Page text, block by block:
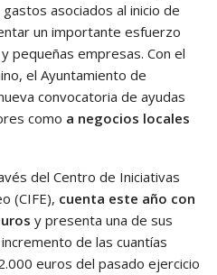
asociados al inicio de
un importante esfuerzo
pequeñas empresas. Con el
el Ayuntamiento de
convocatoria de ayudas
como a negocios locales
del Centro de Iniciativas
(CIFE), cuenta este año con
y presenta una de sus
de las cuantías
euros del pasado ejercicio